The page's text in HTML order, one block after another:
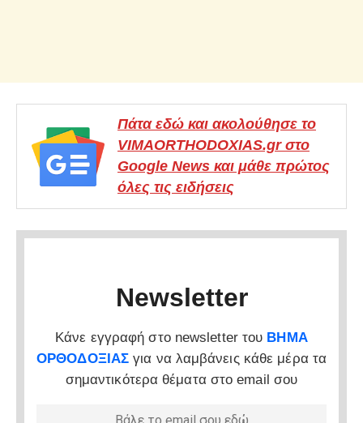
Πάτα εδώ και ακολούθησε το
VIMAORTHODOXIAS.gr στο
Google News και μάθε πρώτος
όλες τις ειδήσεις
Newsletter
Κάνε εγγραφή στο newsletter του ΒΗΜΑ
ΟΡΘΟΔΟΞΙΑΣ για να λαμβάνεις κάθε μέρα τα
σημαντικότερα θέματα στο email σου